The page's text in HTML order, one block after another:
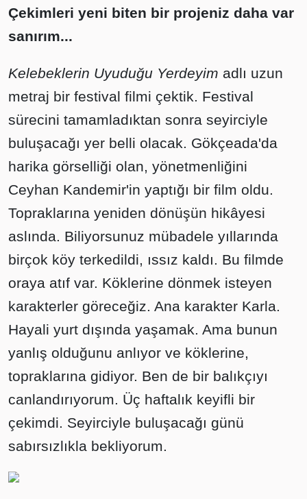
Çekimleri yeni biten bir projeniz daha var
sanırım...
Kelebeklerin Uyuduğu Yerdeyim adlı uzun
metraj bir festival filmi çektik. Festival
sürecini tamamladıktan sonra seyirciyle
buluşacağı yer belli olacak. Gökçeada'da
harika görselliği olan, yönetmenliğini
Ceyhan Kandemir'in yaptığı bir film oldu.
Topraklarına yeniden dönüşün hikâyesi
aslında. Biliyorsunuz mübadele yıllarında
birçok köy terkedildi, ıssız kaldı. Bu filmde
oraya atıf var. Köklerine dönmek isteyen
karakterler göreceğiz. Ana karakter Karla.
Hayali yurt dışında yaşamak. Ama bunun
yanlış olduğunu anlıyor ve köklerine,
topraklarına gidiyor. Ben de bir balıkçıyı
canlandırıyorum. Üç haftalık keyifli bir
çekimdi. Seyirciyle buluşacağı günü
sabırsızlıkla bekliyorum.